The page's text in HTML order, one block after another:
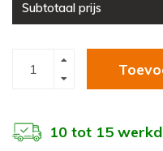
Subtotaal prijs
10 tot 15